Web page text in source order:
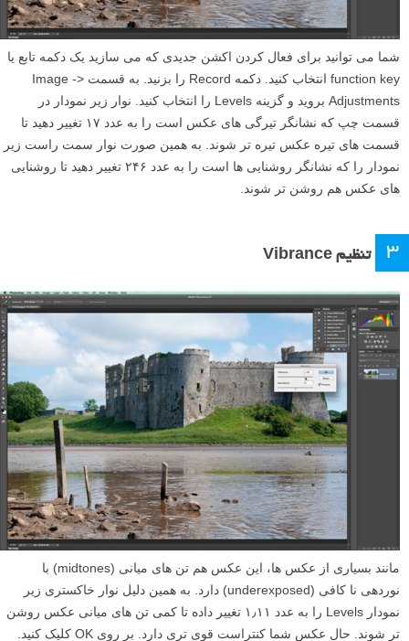
شما می توانید برای فعال کردن اکشن جدیدی که می سازید یک دکمه تابع یا
function key انتخاب کنید. دکمه Record را بزنید. به قسمت Image ->
Adjustments بروید و گزینه Levels را انتخاب کنید. نوار زیر نمودار در
قسمت چپ که نشانگر تیرگی های عکس است را به عدد ۱۷ تغییر دهید تا
قسمت های تیره عکس تیره تر شوند. به همین صورت نوار سمت راست زیر
نمودار را که نشانگر روشنایی ها است را به عدد ۲۴۶ تغییر دهید تا روشنایی
های عکس هم روشن تر شوند.
۳ تنظیم Vibrance
مانند بسیاری از عکس ها، این عکس هم تن های میانی (midtones) با
نوردهی نا کافی (underexposed) دارد. به همین دلیل نوار خاکستری زیر
نمودار Levels را به عدد ۱٫۱۱ تغییر داده تا کمی تن های میانی عکس روشن
تر شوند. حال عکس شما کنتراست قوی تری دارد. بر روی OK کلیک کنید.